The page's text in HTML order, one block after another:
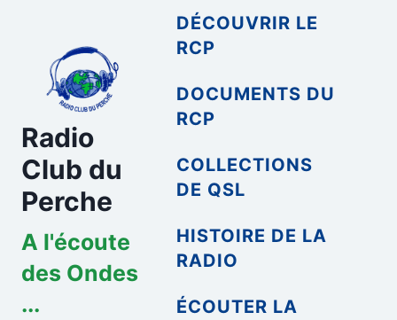
contenu
Radio
Club du
Perche
A l'écoute
des Ondes
...
DÉCOUVRIR LE
RCP
DOCUMENTS DU
RCP
COLLECTIONS
DE QSL
HISTOIRE DE LA
RADIO
ÉCOUTER LA